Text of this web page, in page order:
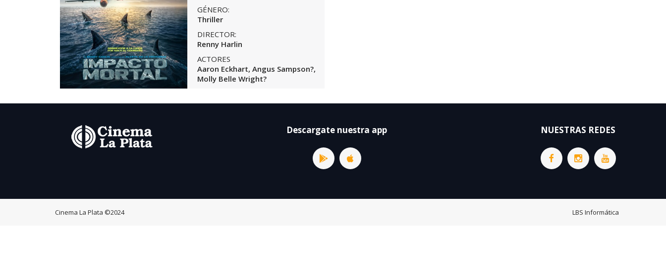
GÉNERO:
Thriller
DIRECTOR:
Renny Harlin
ACTORES
Aaron Eckhart, Angus Sampson?,
Molly Belle Wright?
Descargate nuestra app NUESTRAS REDES
Cinema La Plata ©2024 LBS Informática